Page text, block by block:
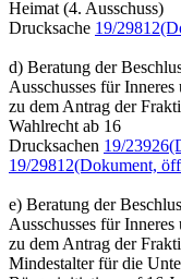
Heimat (4. Ausschuss)
Drucksache 19/29812
d) Beratung der
Ausschusses für
zu dem Antrag der
Wahlrecht ab 16
Drucksachen 19/23926
19/29812(Dokument,
e) Beratung der
Ausschusses für
zu dem Antrag der
Mindestalter für die